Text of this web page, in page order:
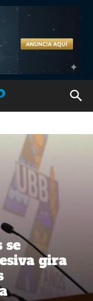
se
gira